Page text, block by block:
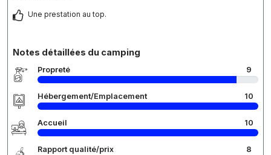
Une prestation au top.
Notes détaillées du camping
Propreté 9
Hébergement/Emplacement 10
Accueil 10
Rapport qualité/prix 8